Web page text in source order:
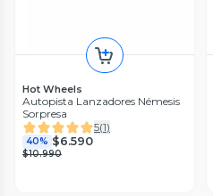
Hot Wheels
Autopista Lanzadores Némesis
Sorpresa
5(1)
40% $6.590
$10.990